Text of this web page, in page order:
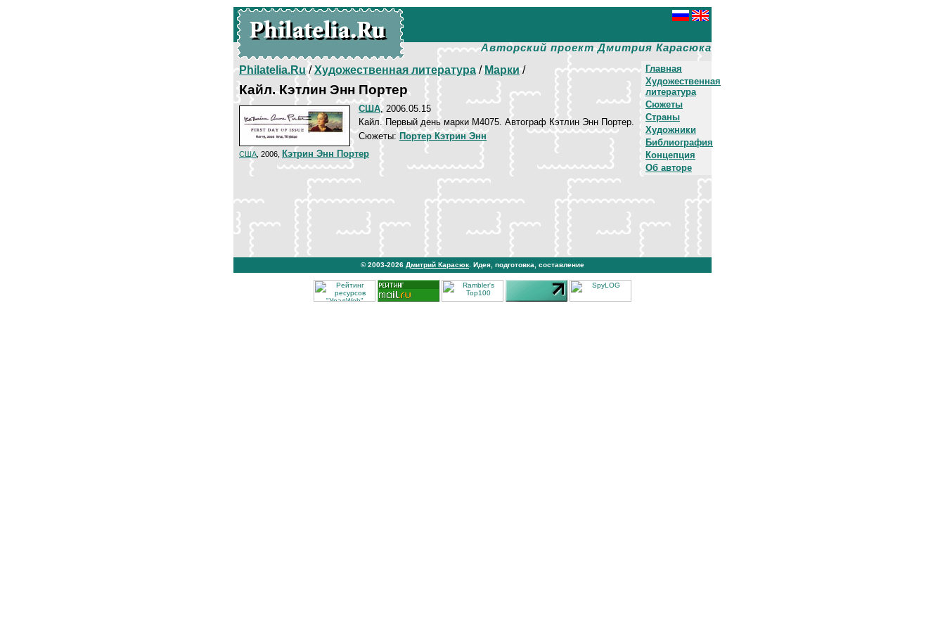
Авторский проект Дмитрия Карасюка
Главная
Художественная
литература
Сюжеты
Страны
Художники
Библиография
Концепция
Об авторе
Philatelia.Ru/Художественная литература/Марки/
Кайл. Кэтлин Энн Портер
США, 2006.05.15
Кайл. Первый день марки М4075. Автограф Кэтлин Энн Портер.
Сюжеты: Портер Кэтрин Энн
США , 2006, Кэтрин Энн Портер
© 2003-2026 Дмитрий Карасюк . Идея, подготовка, составление